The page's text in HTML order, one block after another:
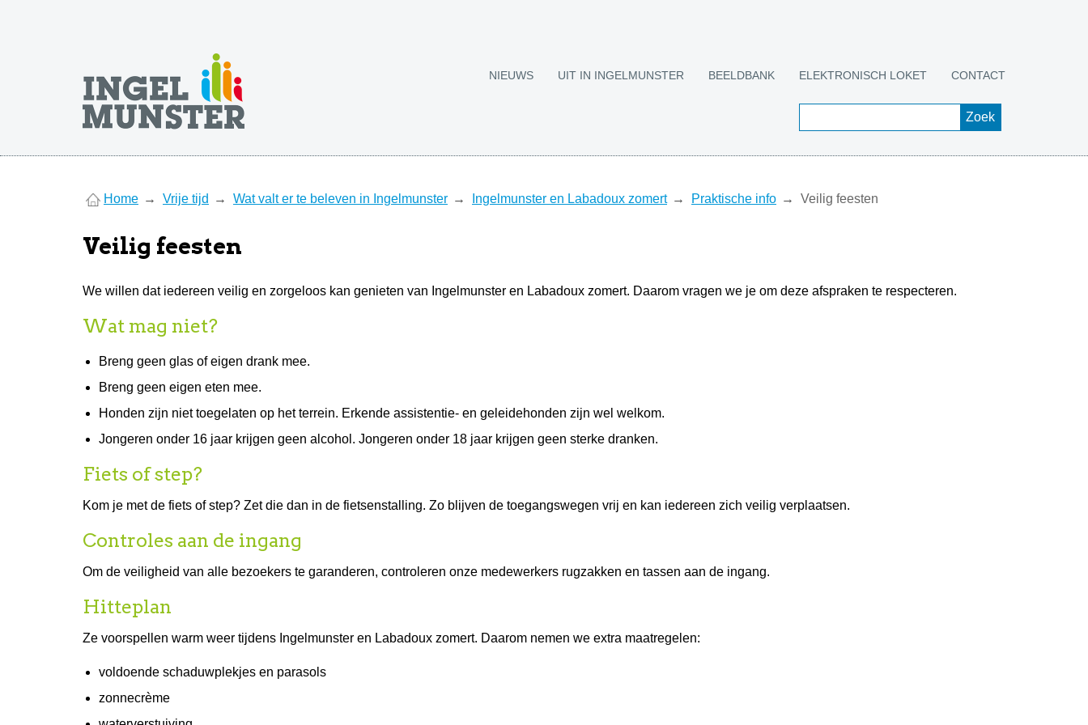
NIEUWS UIT IN INGELMUNSTER BEELDBANK ELEKTRONISCH LOKET CONTACT
are
Home Vrije tijd Wat valt er te beleven in Ingelmunster Ingelmunster en Labadoux zomert Praktische info Veilig feesten
Veilig feesten
We willen dat iedereen veilig en zorgeloos kan genieten van Ingelmunster en Labadoux zomert. Daarom vragen we je om deze afspraken te respecteren.
Wat mag niet?
Breng geen glas of eigen drank mee.
Breng geen eigen eten mee.
Honden zijn niet toegelaten op het terrein. Erkende assistentie- en geleidehonden zijn wel welkom.
Jongeren onder 16 jaar krijgen geen alcohol. Jongeren onder 18 jaar krijgen geen sterke dranken.
Fiets of step?
Kom je met de fiets of step? Zet die dan in de fietsenstalling. Zo blijven de toegangswegen vrij en kan iedereen zich veilig verplaatsen.
Controles aan de ingang
Om de veiligheid van alle bezoekers te garanderen, controleren onze medewerkers rugzakken en tassen aan de ingang.
Hitteplan
Ze voorspellen warm weer tijdens Ingelmunster en Labadoux zomert. Daarom nemen we extra maatregelen:
voldoende schaduwplekjes en parasols
zonnecrème